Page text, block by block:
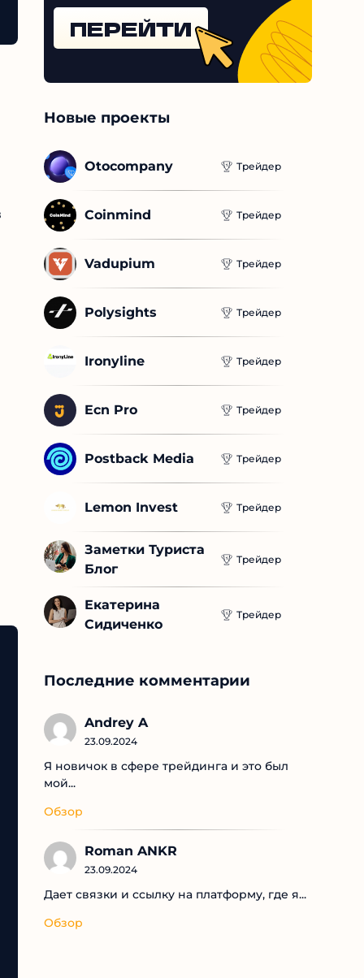
можно ли доверять проекту?
ПЕРЕЙТИ
Новые проекты
Otocompany Трейдер
Coinmind Трейдер
Vadupium Трейдер
Polysights Трейдер
Ironyline Трейдер
Ecn Pro Трейдер
Postback Media Трейдер
Lemon Invest Трейдер
Заметки Туриста
Блог
Трейдер
Екатерина
Сидиченко
Трейдер
Последние комментарии
Andrey A
23.09.2024
Я новичок в сфере трейдинга и это был
мой...
Обзор
Roman ANKR
23.09.2024
Дает связки и ссылку на платформу, где я...
Обзор